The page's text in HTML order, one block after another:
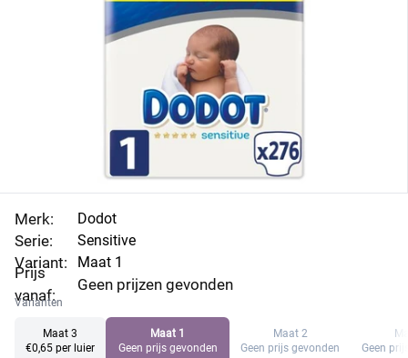
Sensitive maat 1 en profiteer van de laagste prijs.
Merk:
Serie:
Variant:
Prijs
vanaf:
Dodot
Sensitive
Maat 1
Geen prijzen gevonden
Varianten
Maat 3
€0,65 per luier
Maat 1
Geen prijs gevonden
Maat 2
Geen prijs gevonden
Geen